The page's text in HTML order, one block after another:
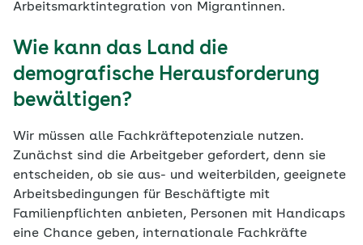
Arbeitsmarktintegration von Migrantinnen.
Wie kann das Land die
demografische Herausforderung
bewältigen?
Wir müssen alle Fachkräftepotenziale nutzen.
Zunächst sind die Arbeitgeber gefordert, denn sie
entscheiden, ob sie aus- und weiterbilden, geeignete
Arbeitsbedingungen für Beschäftigte mit
Familienpflichten anbieten, Personen mit Handicaps
eine Chance geben, internationale Fachkräfte